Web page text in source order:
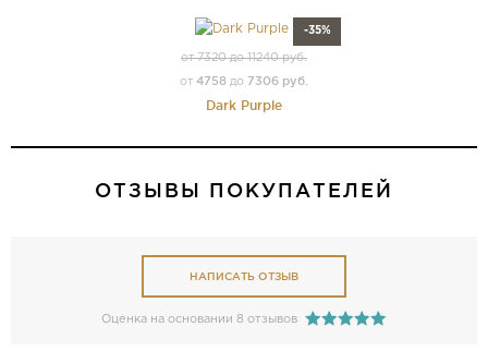
-35%
от 7320 до 11240 руб.
от 4758 до 7306 руб.
Dark Purple
ОТЗЫВЫ ПОКУПАТЕЛЕЙ
НАПИСАТЬ ОТЗЫВ
Оценка на основании 8 отзывов